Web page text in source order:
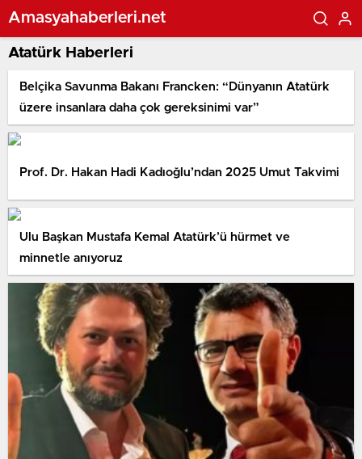
Amasyahaberleri.net
Atatürk Haberleri
Belçika Savunma Bakanı Francken: “Dünyanın Atatürk
üzere insanlara daha çok gereksinimi var”
Prof. Dr. Hakan Hadi Kadıoğlu’ndan 2025 Umut Takvimi
Ulu Başkan Mustafa Kemal Atatürk’ü hürmet ve
minnetle anıyoruz